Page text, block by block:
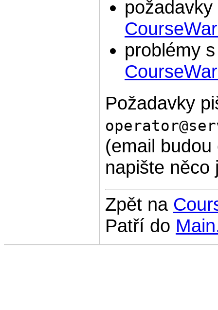
problémy
Požadavky
(email
napište něco
Zpět na
Patří do